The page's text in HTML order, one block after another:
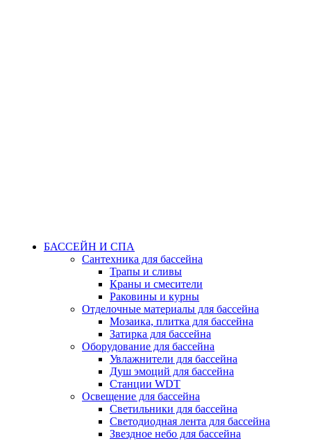
БАССЕЙН И СПА
Сантехника для бассейна
Трапы и сливы
Краны и смесители
Раковины и курны
Отделочные материалы для бассейна
Мозаика, плитка для бассейна
Затирка для бассейна
Оборудование для бассейна
Увлажнители для бассейна
Душ эмоций для бассейна
Станции WDT
Освещение для бассейна
Светильники для бассейна
Светодиодная лента для бассейна
Звездное небо для бассейна